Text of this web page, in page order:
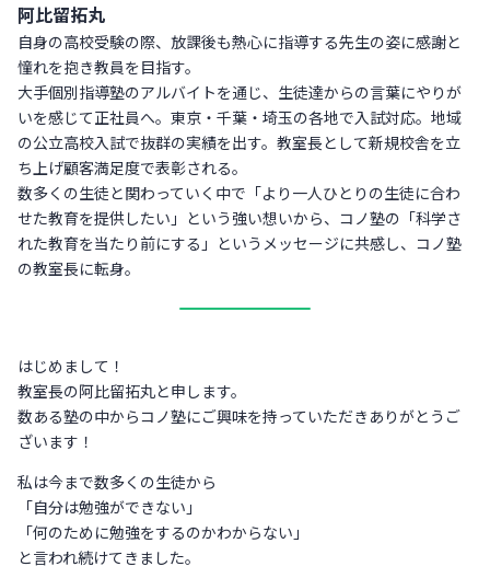
阿比留拓丸
自身の高校受験の際、放課後も熱心に指導する先生の姿に感謝と
憧れを抱き教員を目指す。
大手個別指導塾のアルバイトを通じ、生徒達からの言葉にやりが
いを感じて正社員へ。東京・千葉・埼玉の各地で入試対応。地域
の公立高校入試で抜群の実績を出す。教室長として新規校舎を立
ち上げ顧客満足度で表彰される。
数多くの生徒と関わっていく中で「より一人ひとりの生徒に合わ
せた教育を提供したい」という強い想いから、コノ塾の「科学さ
れた教育を当たり前にする」というメッセージに共感し、コノ塾
の教室長に転身。
はじめまして！
教室長の阿比留拓丸と申します。
数ある塾の中からコノ塾にご興味を持っていただきありがとうご
ざいます！
私は今まで数多くの生徒から
「自分は勉強ができない」
「何のために勉強をするのかわからない」
と言われ続けてきました。